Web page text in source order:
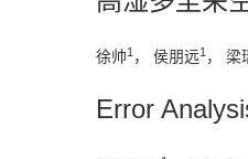
徐帅1 ， 侯朋远1 ， 梁
Error